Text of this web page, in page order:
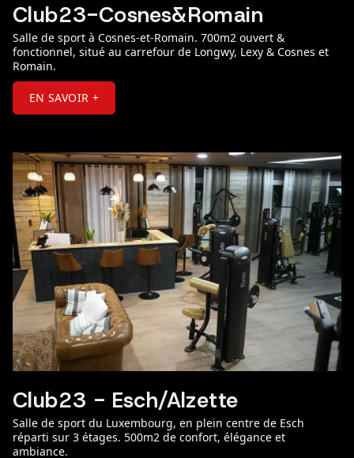
Club23-Cosnes&Romain
Salle de sport à Cosnes-et-Romain. 700m2 ouvert &
fonctionnel, situé au carrefour de Longwy, Lexy & Cosnes et
Romain.
EN SAVOIR +
Club23 - Esch/Alzette
Salle de sport du Luxembourg, en plein centre de Esch
réparti sur 3 étages. 500m2 de confort, élégance et
ambiance.